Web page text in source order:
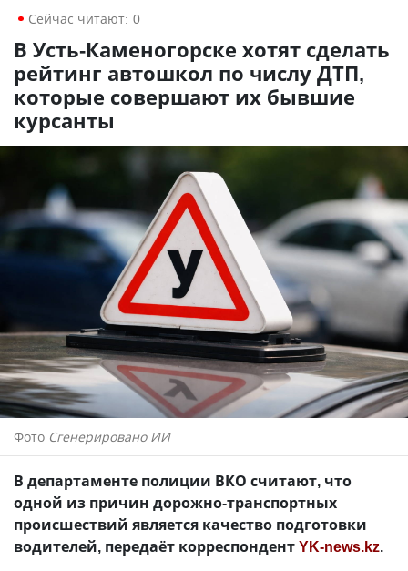
Сейчас читают: 0
В Усть-Каменогорске хотят сделать
рейтинг автошкол по числу ДТП,
которые совершают их бывшие
курсанты
Фото Сгенерировано ИИ
В департаменте полиции ВКО считают, что
одной из причин дорожно-транспортных
происшествий является качество подготовки
водителей, передаёт корреспондентYK-news.kz.